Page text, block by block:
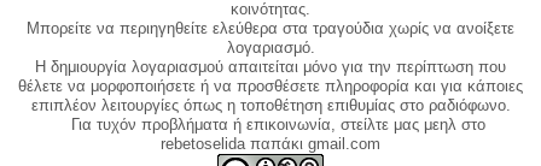
κοινότητας.
Μπορείτε να περιηγηθείτε ελεύθερα στα τραγούδια χωρίς να ανοίξετε
λογαριασμό.
Η δημιουργία λογαριασμού απαιτείται μόνο για την περίπτωση που
θέλετε να μορφοποιήσετε ή να προσθέσετε πληροφορία και για κάποιες
επιπλέον λειτουργίες όπως η τοποθέτηση επιθυμίας στο ραδιόφωνο.
Για τυχόν προβλήματα ή επικοινωνία, στείλτε μας μεηλ στο
rebetoselida παπάκι gmail.com